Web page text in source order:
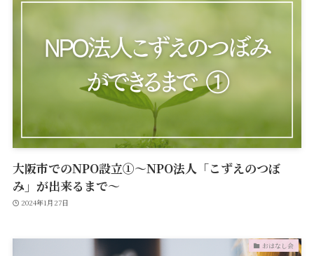
大阪市でのNPO設立①～NPO法人「こずえのつぼ
み」が出来るまで～
2024年1月27日
おはなし会